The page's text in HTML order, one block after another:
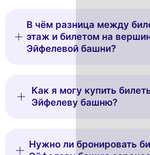
В чём разница между
этаж и билетом на
Эйфелевой башни?
Как я могу купить
Эйфелеву башню?
Нужно ли бронировать